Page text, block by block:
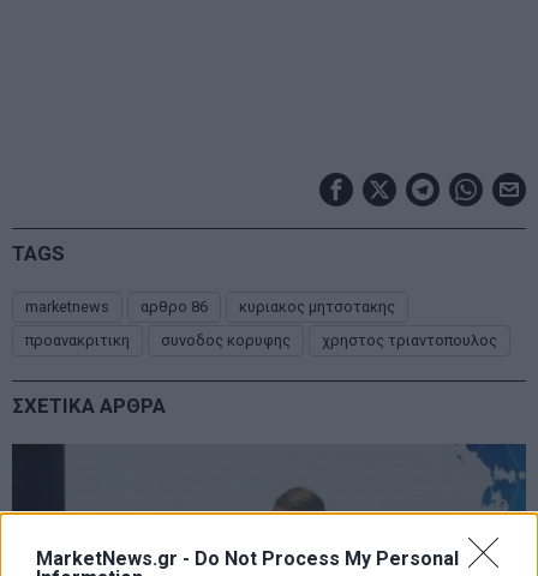
MarketNews.gr - Do Not Process My Personal
TAGS
marketnews αρθρο 86
κυριακος μητσοτακης
προανακριτικη
συνοδος κορυφης χρηστος τριαντοπουλος
ΣΧΕΤΙΚΑ ΑΡΘΡΑ